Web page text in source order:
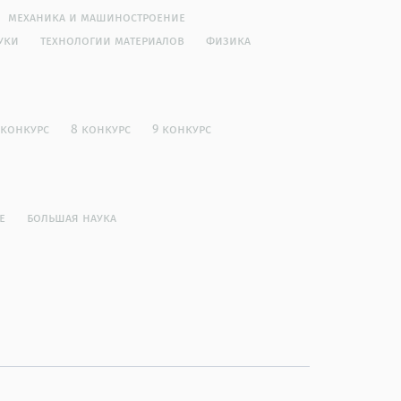
механика и машиностроение
технологии материалов
физика
8 конкурс
9 конкурс
большая наука